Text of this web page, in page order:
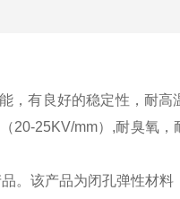
，有良好的稳定性，耐高
20-25KV/mm）,耐臭氧，
。该产品为闭孔弹性材料